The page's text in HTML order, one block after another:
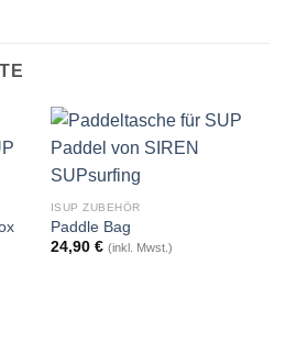
ISUP ZUBEHÖR
Paddle Bag
24,90 € (inkl. Mwst.)